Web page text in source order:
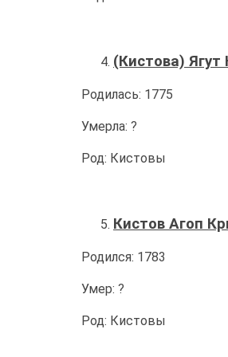
(Кистова) Ягут
Родилась: 1775
Умерла: ?
Род: Кистовы
Кистов Агоп
Родился: 1783
Умер: ?
Род: Кистовы